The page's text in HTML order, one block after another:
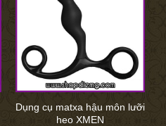
Dụng cụ matxa hậu môn lưỡi
heo XMEN